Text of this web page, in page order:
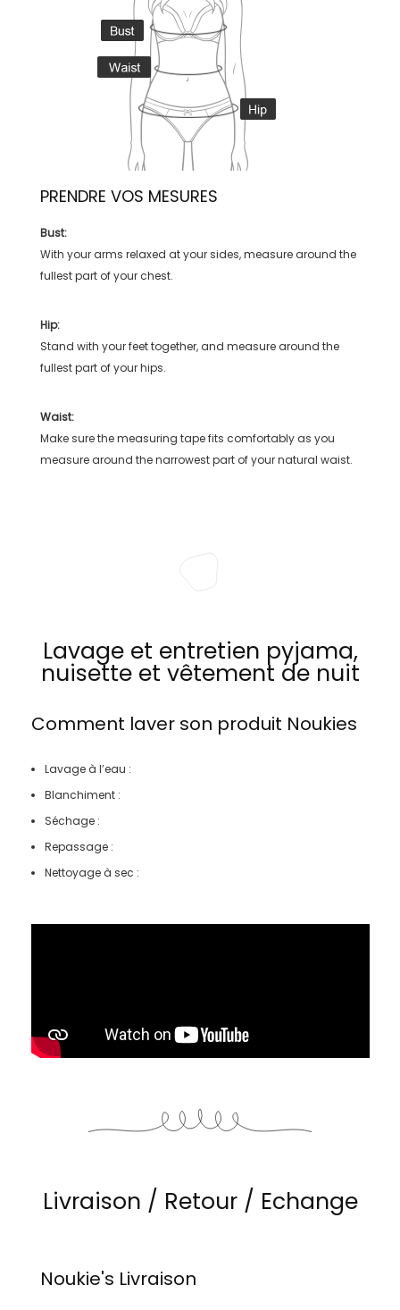
PRENDRE VOS MESURES
Bust:
With your arms relaxed at your sides, measure around the
fullest part of your chest.
Hip:
Stand with your feet together, and measure around the
fullest part of your hips.
Waist:
Make sure the measuring tape fits comfortably as you
measure around the narrowest part of your natural waist.
Lavage et entretien pyjama,
nuisette et vêtement de nuit
Comment laver son produit Noukies
Lavage à l’eau :
Blanchiment :
Séchage :
Repassage :
Nettoyage à sec :
Livraison / Retour / Echange
Noukie's Livraison